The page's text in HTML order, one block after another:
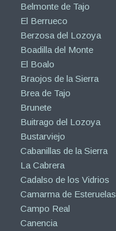
Belmonte de Tajo
El Berrueco
Berzosa del Lozoya
Boadilla del Monte
El Boalo
Braojos de la Sierra
Brea de Tajo
Brunete
Buitrago del Lozoya
Bustarviejo
Cabanillas de la Sierra
La Cabrera
Cadalso de los Vidrios
Camarma de Esteruelas
Campo Real
Canencia